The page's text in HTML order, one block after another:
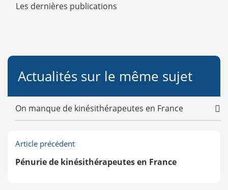
Les dernières publications
Actualités sur le même sujet
On manque de kinésithérapeutes en France
Article précédent
Pénurie de kinésithérapeutes en France